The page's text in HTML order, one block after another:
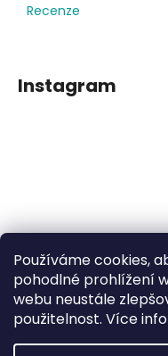
Používáme cookies,
pohodlné prohlížení
webu neustále
použitelnost. Více
Recenze
Instagram
Facebook